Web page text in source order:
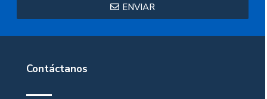
ENVIAR
Contáctanos